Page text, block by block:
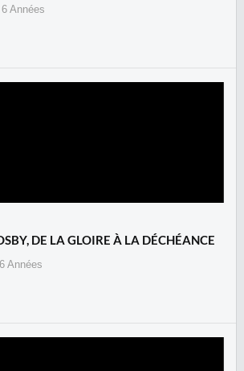
6 Années
DE LA GLOIRE À LA DÉCHÉANCE
6 Années